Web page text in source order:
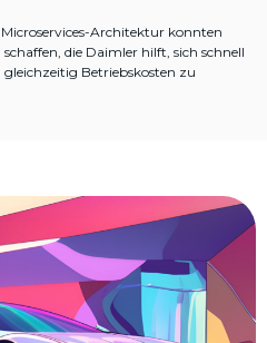
Architektur konnten
die Daimler hilft, sich schnell
Betriebskosten zu